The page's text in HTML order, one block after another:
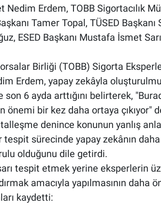
Nedim Erdem, TOBB Sigortacılık
Tamer Topal, TÜSED
ESED Başkanı Mustafa İsmet
Birliği (TOBB) Sigorta
Erdem, yapay zekâyla
6 ayda arttığını belirterek,
önemi bir kez daha ortaya çıkıyor"
denince konunun yanlış
tespit sürecinde yapay zekânın
olduğunu dile getirdi.
tespit etmek yerine eksperlerin
amacıyla yapılmasının daha
kaydetti: